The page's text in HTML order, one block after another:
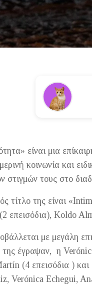
είναι μια
κοινωνία και
στιγμών τους στο
τίτλο της είναι
επεισόδια), Koldo
με μεγάλη
της έγραψαν, η
(4 επεισόδια )
Verónica Echegui,